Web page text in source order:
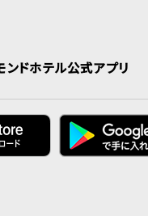
ンドホテル公式アプリ